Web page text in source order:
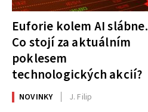
Euforie kolem AI slábne.
Co stojí za aktuálním
poklesem
technologických akcií?
NOVINKY J. Filip